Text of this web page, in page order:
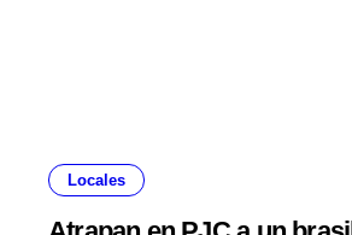
Locales